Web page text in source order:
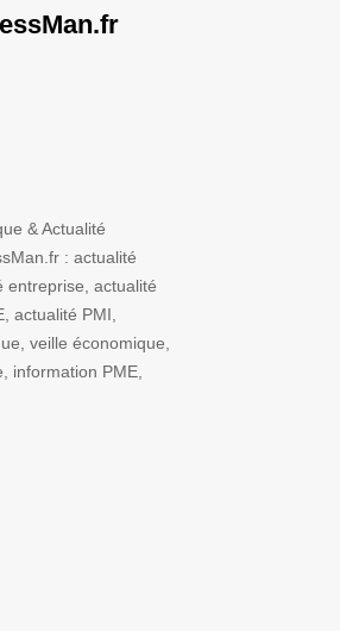
& Actualité
: actualité
entreprise, actualité
actualité PMI,
veille économique,
information PME,